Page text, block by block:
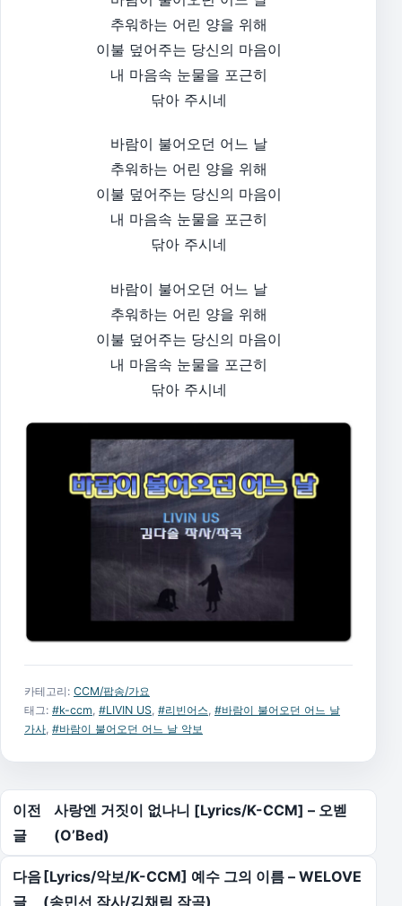
추워하는 어린 양을 위해
이불 덮어주는 당신의 마음이
내 마음속 눈물을 포근히
닦아 주시네
바람이 불어오던 어느 날
추워하는 어린 양을 위해
이불 덮어주는 당신의 마음이
내 마음속 눈물을 포근히
닦아 주시네
바람이 불어오던 어느 날
추워하는 어린 양을 위해
이불 덮어주는 당신의 마음이
내 마음속 눈물을 포근히
닦아 주시네
카테고리: CCM/팝송/가요
태그: #k-ccm, #LIVIN US, #리빈어스, #바람이 불어오던 어느 날
가사, #바람이 불어오던 어느 날 악보
글 탐색
이전
글
사랑엔 거짓이 없나니 [Lyrics/K-CCM] – 오벧
(O’Bed)
다음
글
[Lyrics/악보/K-CCM] 예수 그의 이름 – WELOVE
(송민선 작사/김채림 작곡)